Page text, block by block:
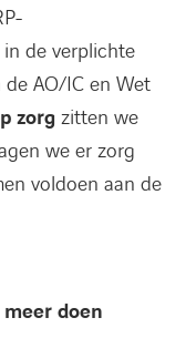
de verplichte
AO/IC en Wet
zorg zitten we
we er zorg
voldoen aan de
doen